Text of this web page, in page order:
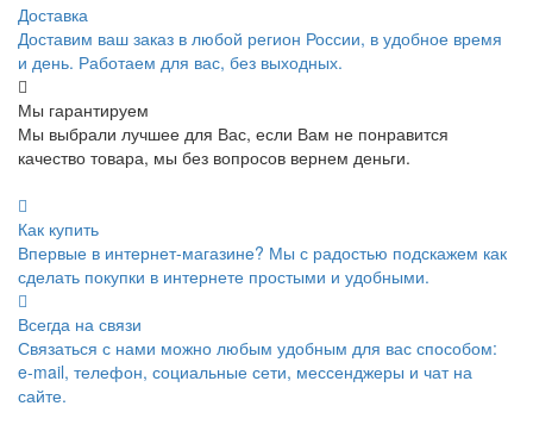
Доставка
Доставим ваш заказ в любой регион России, в удобное время
и день. Работаем для вас, без выходных.
Мы гарантируем
Мы выбрали лучшее для Вас, если Вам не понравится
качество товара, мы без вопросов вернем деньги.
Как купить
Впервые в интернет-магазине? Мы с радостью подскажем как
сделать покупки в интернете простыми и удобными.
Всегда на связи
Связаться с нами можно любым удобным для вас способом:
e-mail, телефон, социальные сети, мессенджеры и чат на
сайте.